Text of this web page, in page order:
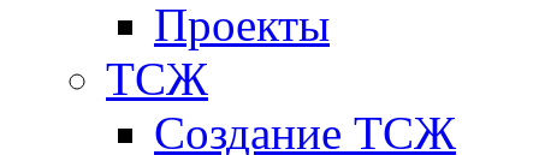
Проекты
ТСЖ
Создание ТСЖ